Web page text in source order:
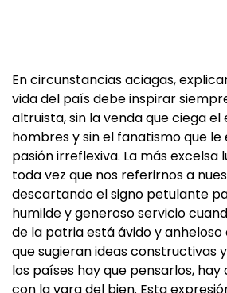
En circunstancias aciagas,
vida del país debe inspirar
altruista, sin la venda que ciega el
hombres y sin el fanatismo que le
pasión irreflexiva. La más excelsa
toda vez que nos referirnos a
descartando el signo petulante
humilde y generoso servicio
de la patria está ávido y
que sugieran ideas constructivas
los países hay que pensarlos, hay